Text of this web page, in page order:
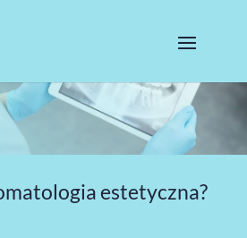
estetyczna?